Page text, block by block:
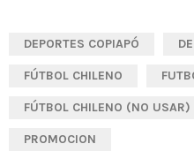
DEPORTES COPIAPÓ
FÚTBOL CHILENO
FÚTBOL CHILENO (NO USAR)
PROMOCION